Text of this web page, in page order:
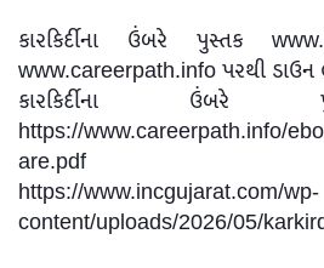
કારકિર્દીના ઉંબરે પુસ્તક
www.careerpath.info પરથી ડાઉન
કારકિર્દીના ઉંબરે
https://www.careerpath.info/
are.pdf
https://www.incgujarat.com/wp-
content/uploads/2026/05/